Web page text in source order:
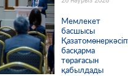
Мемлекет
басшысы
басқарма
төрағасын
қабылдады